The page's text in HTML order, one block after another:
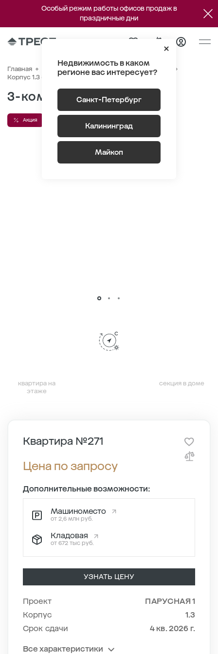
Особый режим работы офисов продаж в
праздничные дни
Недвижимость в каком
регионе вас интересует?
Санкт-Петербург
Калининград
Майкоп
Главная Квартиры
Генплан
Корпус 1.3 Этаж 8
Секция 1 Квартира №271
3-комнатная 77 м
Акция
квартира на
этаже
секция в доме
Квартира №271
Цена по запросу
Дополнительные возможности:
Машиноместо
от 2,6 млн руб.
Кладовая
от 672 тыс руб.
УЗНАТЬ ЦЕНУ
Проект
ПАРУСНАЯ 1
Корпус
1.3
Срок сдачи
4 кв. 2026 г.
Все характеристики